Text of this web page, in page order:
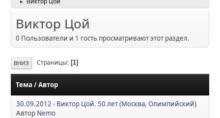
►
Виктор Цой
0 Пользователи и 1 гость просматривают этот раздел.
ВНИЗ Страницы 1
Тема /Автор
30.09.2012 - Виктор Цой. 50 лет (Москва, Олимпийский)
Автор Nemo